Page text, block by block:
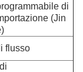
di
(Jin
flusso